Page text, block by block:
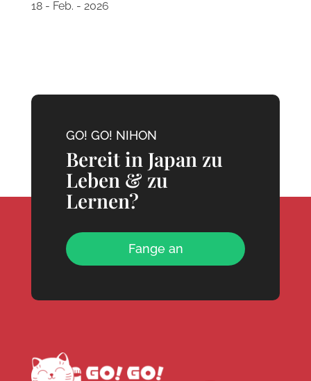
18 - Feb. - 2026
GO! GO! NIHON
Bereit in Japan zu
Leben & zu
Lernen?
Fange an